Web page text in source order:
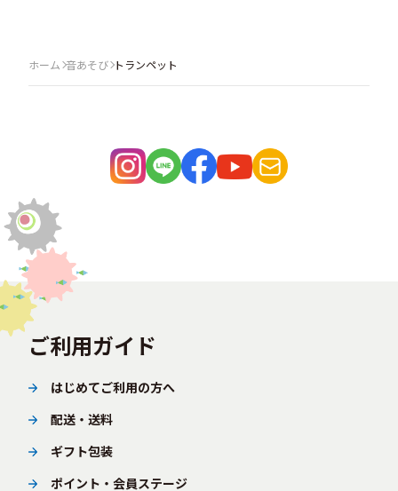
ホーム 音あそび トランペット
ご利用ガイド
はじめてご利用の方へ
配送・送料
ギフト包装
ポイント・会員ステージ